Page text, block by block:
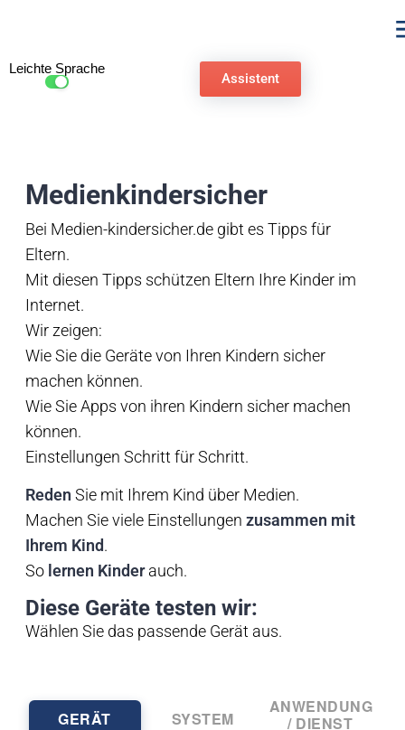
Leichte Sprache
Assistent
Medienkindersicher
Bei Medien-kindersicher.de gibt es Tipps für
Eltern.
Mit diesen Tipps schützen Eltern Ihre Kinder im
Internet.
Wir zeigen:
Wie Sie die Geräte von Ihren Kindern sicher
machen können.
Wie Sie Apps von ihren Kindern sicher machen
können.
Einstellungen Schritt für Schritt.
Reden Sie mit Ihrem Kind über Medien.
Machen Sie viele Einstellungenzusammen mit
Ihrem Kind.
So lernen Kinderauch.
Diese Geräte testen wir:
Wählen Sie das passende Gerät aus.
GERÄT SYSTEM
ANWENDUNG
/ DIENST